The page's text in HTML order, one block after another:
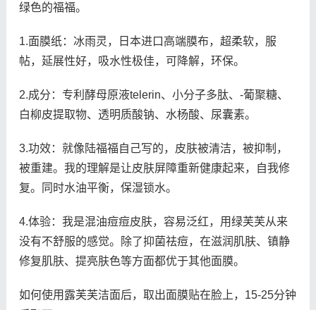
绿色的福福。
1.面膜纸：冰雨灵，日本进口高端膜布，超柔软，服
帖，延展性好，吸水性极佳，可降解，环保。
2.成分：专利酵母原液telerin、小分子多肽、-葡聚糖、
白柳皮提取物、透明质酸钠、水杨酸、尿囊素。
3.功效：就像陆福福自己写的，皮肤被清洁，被抑制，
被重建。我的理解是让皮肤屏障重新健康起来，自我修
复。同时水油平衡，保湿锁水。
4.体验：我是混油痘痘皮肤，容易泛红，用绿芙芙从来
没有不舒服的感觉。除了抑菌祛痘，在滋润肌肤、镇静
修复肌肤、提亮肤色等方面都优于其他面膜。
如何使用露芙芙洁面后，取出面膜贴在脸上，15-25分钟